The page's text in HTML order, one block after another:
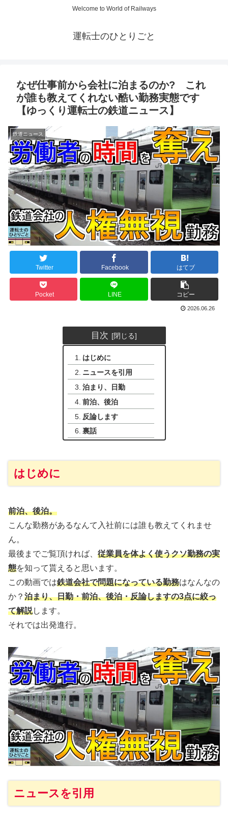
Welcome to World of Railways
運転士のひとりごと
なぜ仕事前から会社に泊まるのか? これ
が誰も教えてくれない酷い勤務実態です
【ゆっくり運転士の鉄道ニュース】
鉄道ニュース
Twitter Facebook はてブ
Pocket LINE コピー
2026.06.26
目次
はじめに
ニュースを引用
泊まり、日勤
前泊、後泊
反論します
裏話
はじめに
前泊、後泊。
こんな勤務があるなんて入社前には誰も教えてくれませ
ん。
最後までご覧頂ければ、 従業員を体よく使うクソ勤務の実
態を知って貰えると思います。
この動画では鉄道会社で問題になっている勤務はなんなの
か？ 泊まり、日勤・前泊、後泊・反論しますの3点に絞っ
て解説します。
それでは出発進行。
ニュースを引用